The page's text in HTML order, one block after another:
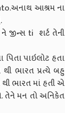
આશ્રમ ના
જીન્સ ti શર્ટ તેની
પિતા પાઇલોટ હતા
ભારત પ્રત્યે બહુ
ભારત માં હતી એ
તેને મન તો અનિકેત